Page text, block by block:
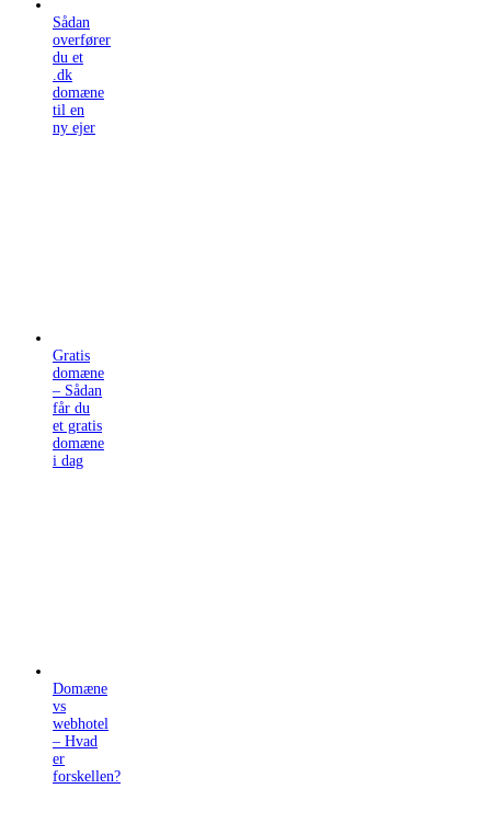
Sådan
overfører
du et
.dk
domæne
til en
ny ejer
Gratis
domæne
– Sådan
får du
et gratis
domæne
i dag
Domæne
vs
webhotel
– Hvad
er
forskellen?